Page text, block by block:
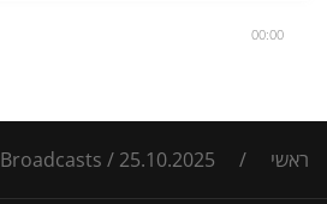
00:00
ראשי /
Broadcasts / 25.10.2025 | אור הזוהר והקבלה